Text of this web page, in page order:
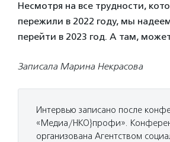
Несмотря на все трудности,
пережили в 2022 году, мы
перейти в 2023 год. А там,
Записала Марина Некрасова
Интервью записано после
«Медиа/НКО}профи».
организована Агентством